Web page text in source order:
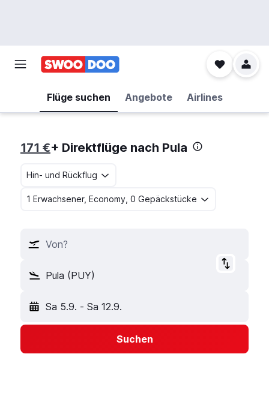
Flüge suchen Angebote Airlines
171 €+ Direktflüge nach Pula
Hin- und Rückflug
1 Erwachsener, Economy, 0 Gepäckstücke
Von?
Pula (PUY)
Sa 5.9. - Sa 12.9.
Suchen